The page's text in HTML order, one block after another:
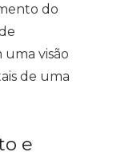
do
visão
de uma
e